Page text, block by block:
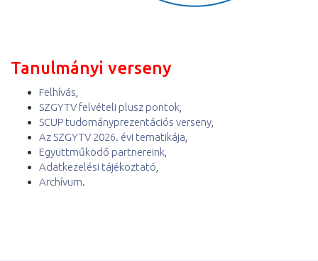
Tanulmányi verseny
Felhívás
SZGYTV felvételi plusz pontok
SCUP tudományprezentációs verseny
Az SZGYTV 2026. évi tematikája
Együttműködő partnereink
Adatkezelési tájékoztató
Archívum.